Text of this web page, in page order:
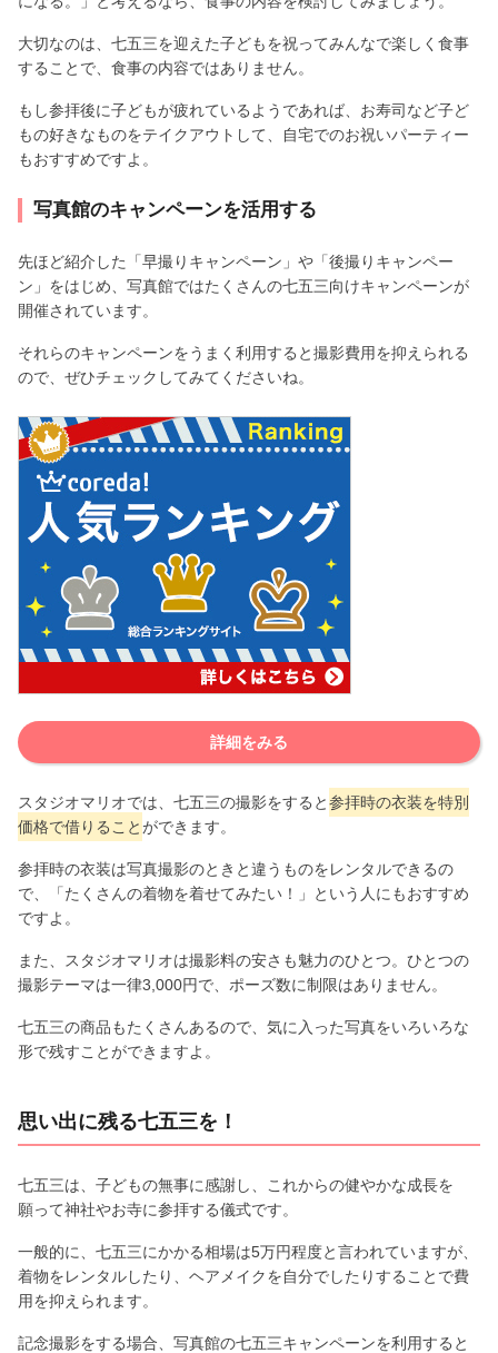
大切なのは、七五三を迎えた子どもを祝ってみんなで楽しく食事
することで、食事の内容ではありません。
もし参拝後に子どもが疲れているようであれば、お寿司など子ど
もの好きなものをテイクアウトして、自宅でのお祝いパーティー
もおすすめですよ。
写真館のキャンペーンを活用する
先ほど紹介した「早撮りキャンペーン」や「後撮りキャンペー
ン」をはじめ、写真館ではたくさんの七五三向けキャンペーンが
開催されています。
それらのキャンペーンをうまく利用すると撮影費用を抑えられる
ので、ぜひチェックしてみてくださいね。
詳細をみる
スタジオマリオでは、七五三の撮影をすると参拝時の衣装を特別
価格で借りることができます。
参拝時の衣装は写真撮影のときと違うものをレンタルできるの
で、「たくさんの着物を着せてみたい！」という人にもおすすめ
ですよ。
また、スタジオマリオは撮影料の安さも魅力のひとつ。ひとつの
撮影テーマは一律3,000円で、ポーズ数に制限はありません。
七五三の商品もたくさんあるので、気に入った写真をいろいろな
形で残すことができますよ。
思い出に残る七五三を！
七五三は、子どもの無事に感謝し、これからの健やかな成長を
願って神社やお寺に参拝する儀式です。
一般的に、七五三にかかる相場は5万円程度と言われていますが、
着物をレンタルしたり、ヘアメイクを自分でしたりすることで費
用を抑えられます。
記念撮影をする場合、写真館の七五三キャンペーンを利用すると